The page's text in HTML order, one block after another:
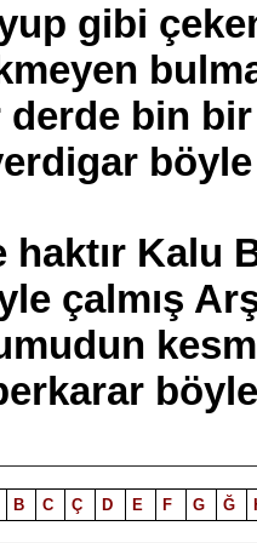
gibi
bin bir
haktır Kalu
çalmış
B C Ç D E F G Ğ